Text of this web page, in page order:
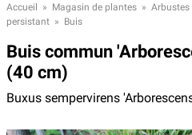
Accueil » Magasin de plantes »
persistant » Buis
Buis commun
(40 cm)
Buxus sempervirens